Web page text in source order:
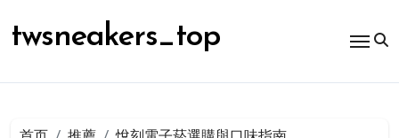
容
twsneakers_top